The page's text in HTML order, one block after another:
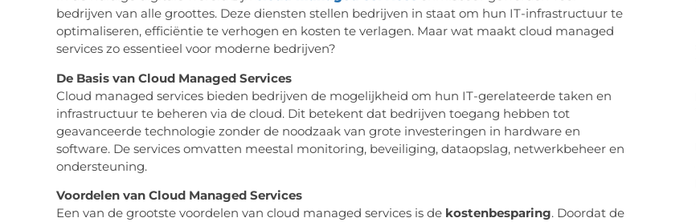
bedrijven van alle groottes. Deze diensten stellen bedrijven in staat om hun IT-infrastructuur te
optimaliseren, efficiëntie te verhogen en kosten te verlagen. Maar wat maakt cloud managed
services zo essentieel voor moderne bedrijven?
De Basis van Cloud Managed Services
Cloud managed services bieden bedrijven de mogelijkheid om hun IT-gerelateerde taken en
infrastructuur te beheren via de cloud. Dit betekent dat bedrijven toegang hebben tot
geavanceerde technologie zonder de noodzaak van grote investeringen in hardware en
software. De services omvatten meestal monitoring, beveiliging, dataopslag, netwerkbeheer en
ondersteuning.
Voordelen van Cloud Managed Services
Een van de grootste voordelen van cloud managed services is de kostenbesparing. Doordat de